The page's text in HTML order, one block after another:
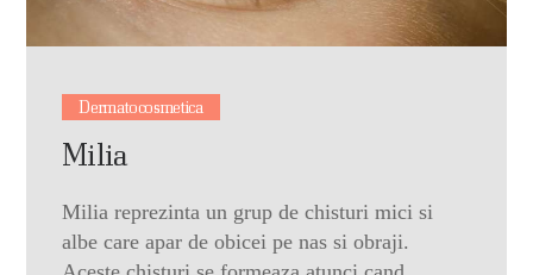
CONTACT
Dermatocosmetica
Milia
Milia reprezinta un grup de chisturi mici si
albe care apar de obicei pe nas si obraji.